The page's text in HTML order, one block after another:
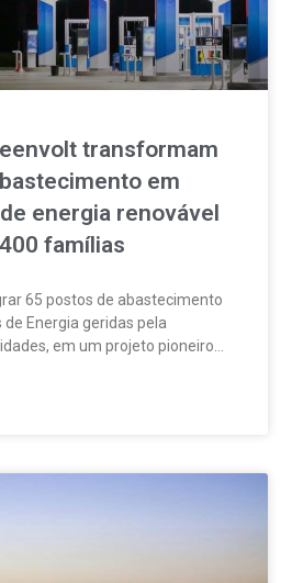
transformam
em
energia renovável
famílias
65 postos de abastecimento
Energia geridas pela
em um projeto pioneiro
energia renovável localmente.